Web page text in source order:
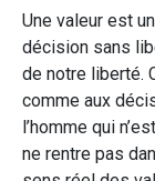
Une valeur est
décision sans
de notre liberté.
comme aux
l’homme qui
ne rentre pas